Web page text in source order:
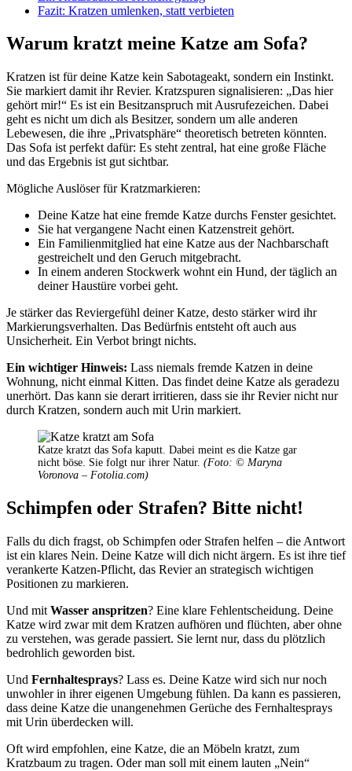
Fazit: Kratzen umlenken, statt verbieten
Warum kratzt meine Katze am Sofa?
Kratzen ist für deine Katze kein Sabotageakt, sondern ein Instinkt.
Sie markiert damit ihr Revier. Kratzspuren signalisieren: „Das hier
gehört mir!“ Es ist ein Besitzanspruch mit Ausrufezeichen. Dabei
geht es nicht um dich als Besitzer, sondern um alle anderen
Lebewesen, die ihre „Privatsphäre“ theoretisch betreten könnten.
Das Sofa ist perfekt dafür: Es steht zentral, hat eine große Fläche
und das Ergebnis ist gut sichtbar.
Mögliche Auslöser für Kratzmarkieren:
Deine Katze hat eine fremde Katze durchs Fenster gesichtet.
Sie hat vergangene Nacht einen Katzenstreit gehört.
Ein Familienmitglied hat eine Katze aus der Nachbarschaft
gestreichelt und den Geruch mitgebracht.
In einem anderen Stockwerk wohnt ein Hund, der täglich an
deiner Haustüre vorbei geht.
Je stärker das Reviergefühl deiner Katze, desto stärker wird ihr
Markierungsverhalten. Das Bedürfnis entsteht oft auch aus
Unsicherheit. Ein Verbot bringt nichts.
Ein wichtiger Hinweis: Lass niemals fremde Katzen in deine
Wohnung, nicht einmal Kitten. Das findet deine Katze als geradezu
unerhört. Das kann sie derart irritieren, dass sie ihr Revier nicht nur
durch Kratzen, sondern auch mit Urin markiert.
Katze kratzt das Sofa kaputt. Dabei meint es die Katze gar
nicht böse. Sie folgt nur ihrer Natur. (Foto: © Maryna
Voronova – Fotolia.com)
Schimpfen oder Strafen? Bitte nicht!
Falls du dich fragst, ob Schimpfen oder Strafen helfen – die Antwort
ist ein klares Nein. Deine Katze will dich nicht ärgern. Es ist ihre tief
verankerte Katzen-Pflicht, das Revier an strategisch wichtigen
Positionen zu markieren.
Und mit Wasser anspritzen? Eine klare Fehlentscheidung. Deine
Katze wird zwar mit dem Kratzen aufhören und flüchten, aber ohne
zu verstehen, was gerade passiert. Sie lernt nur, dass du plötzlich
bedrohlich geworden bist.
Und Fernhaltesprays? Lass es. Deine Katze wird sich nur noch
unwohler in ihrer eigenen Umgebung fühlen. Da kann es passieren,
dass deine Katze die unangenehmen Gerüche des Fernhaltesprays
mit Urin überdecken will.
Oft wird empfohlen, eine Katze, die an Möbeln kratzt, zum
Kratzbaum zu tragen. Oder man soll mit einem lauten „Nein“